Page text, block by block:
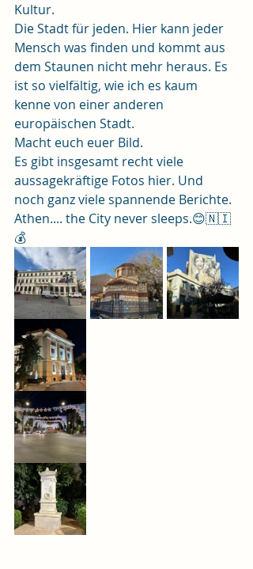
Kultur.
Die Stadt für jeden. Hier kann jeder
Mensch was finden und kommt aus
dem Staunen nicht mehr heraus. Es
ist so vielfältig, wie ich es kaum
kenne von einer anderen
europäischen Stadt.
Macht euch euer Bild.
Es gibt insgesamt recht viele
aussagekräftige Fotos hier. Und
noch ganz viele spannende Berichte.
Athen.... the City never sleeps.😊🇳🇮
💰